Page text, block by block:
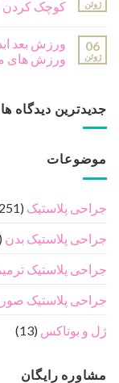
ژوئن
کوچک کردن
06
ژوئن
ورزش بعد
ورزش های
جدیدترین دیدگاه ها
موضوعات
جراحی پلاستیک (251)
جراحی پلاستیک بدن (166)
جراحی پلاستیک
جراحی پلاستیک
ژل و بوتاکس (13)
مشاوره رایگان